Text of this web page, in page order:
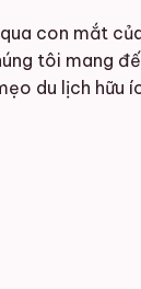
con mắt
tôi mang
du lịch hữu